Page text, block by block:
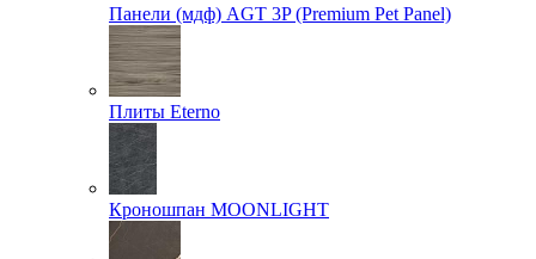
Панели (мдф) AGT 3P (Premium Pet Panel)
Плиты Eterno
Кроношпан MOONLIGHT